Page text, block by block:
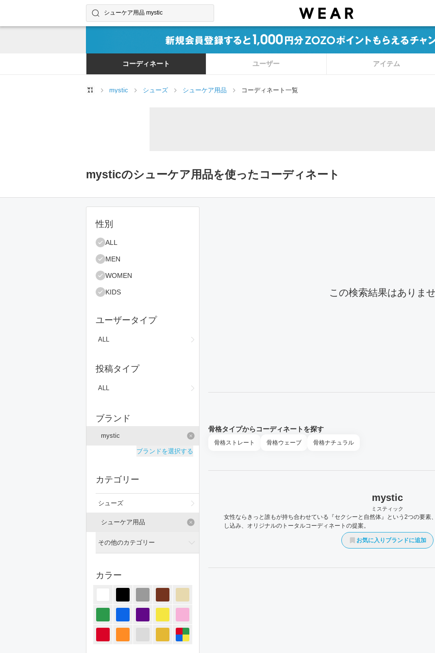
コーディネートやユーザーを探す
検索する
コーディネート ユーザー アイテム
mystic シューズ シューケア用品 コーディネート一覧
mysticのシューケア用品を使ったコーディネート
絞り込み条件
性別
ALL
MEN
WOMEN
KIDS
ユーザータイプ
ALL
投稿タイプ
ALL
ブランド
mystic
ブランドを選択する
カテゴリー
シューズ
シューケア用品
その他のカテゴリー
ジャケット/アウター
パンツ
オールインワン・サロペット
カラー
この検索結果はありま
骨格タイプからコーディネートを探す
骨格ストレート 骨格ウェーブ 骨格ナチュラル
mystic
ミスティック
女性ならきっと誰もが持ち合わせている『セクシーと自然体』という2つの要素
し込み、オリジナルのトータルコーディネートの提案。
お気に入りブランドに追加